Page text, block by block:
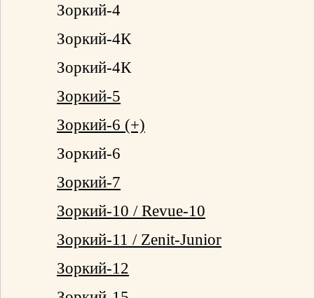
Зоркий-4
Зоркий-4К
Зоркий-4К
Зоркий-5
Зоркий-6 (+)
Зоркий-6
Зоркий-7
Зоркий-10 / Revue-10
Зоркий-11 / Zenit-Junior
Зоркий-12